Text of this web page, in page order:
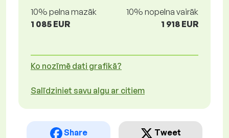
10% pelna mazāk
1 085 EUR
10% nopelna vairāk
1 918 EUR
Ko nozīmē dati grafikā?
Salīdziniet savu algu ar citiem
Share Tweet